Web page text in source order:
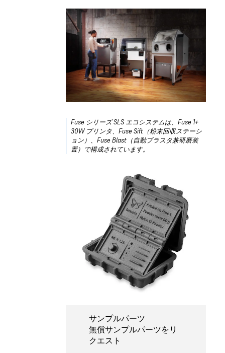
Fuse シリーズ SLS エコシステムは、Fuse 1+
30W プリンタ、Fuse Sift（粉末回収ステーシ
ョン）、Fuse Blast（自動ブラスタ兼研磨装
置）で構成されています。
サンプルパーツ
無償サンプルパーツをリ
クエスト